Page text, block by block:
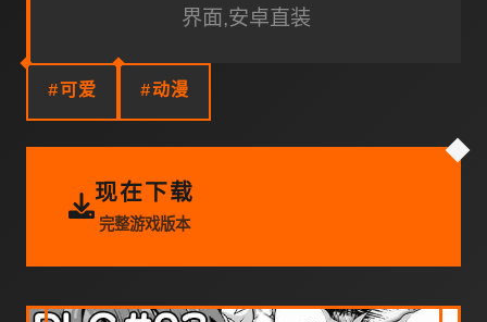
界面,安卓直装
#可爱 #动漫
现在下载
完整游戏版本